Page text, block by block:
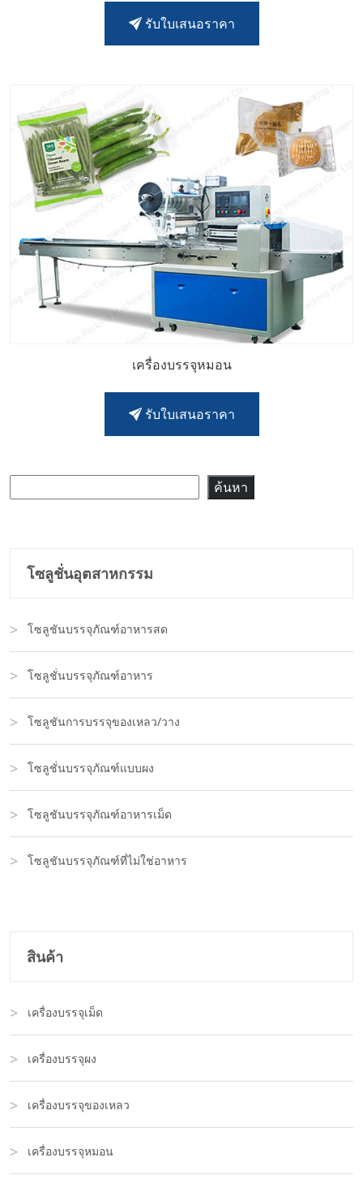
รับใบเสนอราคา
เครื่องบรรจุหมอน
รับใบเสนอราคา
ค้นหา
โซลูชั่นอุตสาหกรรม
โซลูชันบรรจุภัณฑ์อาหารสด
โซลูชั่นบรรจุภัณฑ์อาหาร
โซลูชันการบรรจุของเหลว/วาง
โซลูชั่นบรรจุภัณฑ์แบบผง
โซลูชันบรรจุภัณฑ์อาหารเม็ด
โซลูชันบรรจุภัณฑ์ที่ไม่ใช่อาหาร
สินค้า
เครื่องบรรจุเม็ด
เครื่องบรรจุผง
เครื่องบรรจุของเหลว
เครื่องบรรจุหมอน